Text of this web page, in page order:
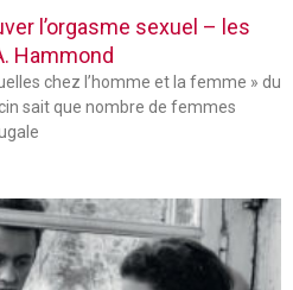
l’orgasme sexuel – les
Hammond
chez l’homme et la femme » du
sait que nombre de femmes